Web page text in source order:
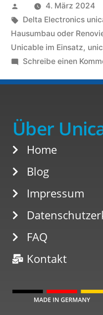
4. März 2024
Delta Electronics
Hausumbau oder
Unicable im Einsatz,
Schreibe einen
Über
Home
Blog
Impressum
FAQ
Kontakt